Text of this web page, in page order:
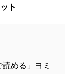
ト
める」ヨミ